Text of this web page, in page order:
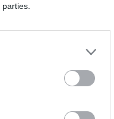
y actividades
y Ocio -